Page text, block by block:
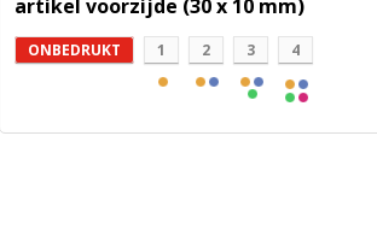
artikel voorzijde (30 x 10 mm)
ONBEDRUKT 1 2 3 4